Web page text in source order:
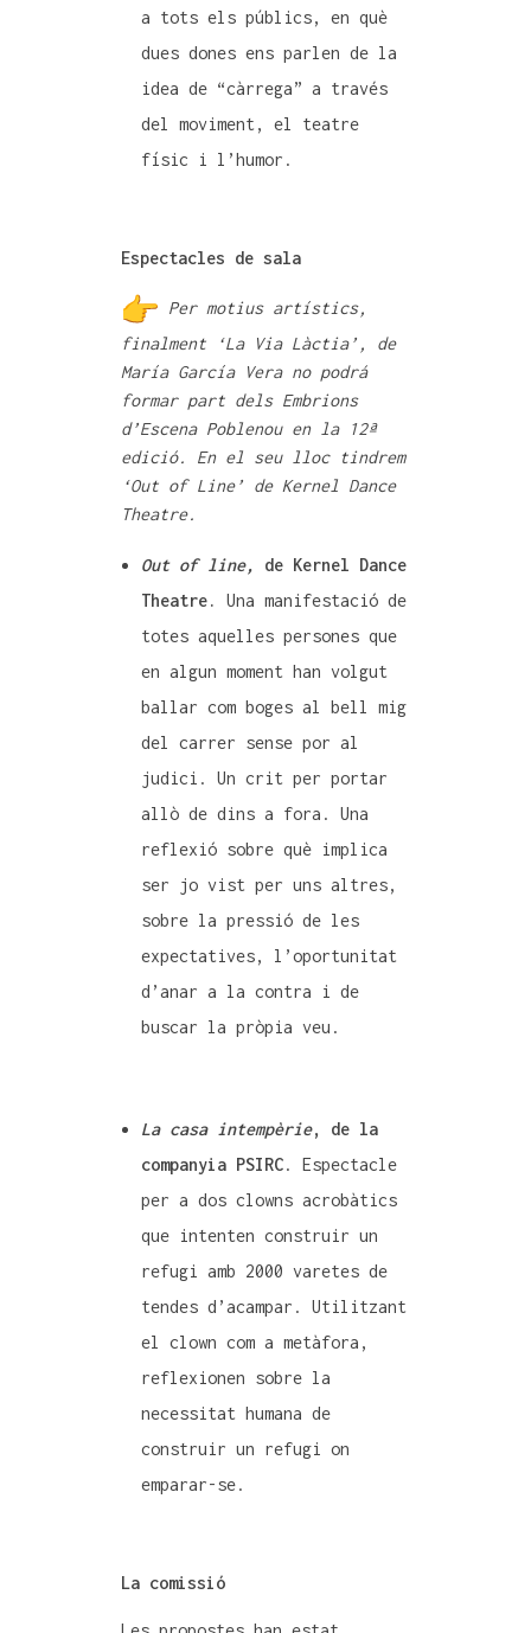
a tots els públics, en què
dues dones ens parlen de la
idea de “càrrega” a través
del moviment, el teatre
físic i l’humor.
Espectacles de sala
Per motius artístics,
finalment ‘La Via Làctia’, de
María García Vera no podrá
formar part dels Embrions
d’Escena Poblenou en la 12ª
edició. En el seu lloc tindrem
‘Out of Line’ de Kernel Dance
Theatre.
Out of line,
de Kernel Dance
Theatre.Una manifestació de
totes aquelles persones que
en algun moment han volgut
ballar com boges al bell mig
del carrer sense por al
judici. Un crit per portar
allò de dins a fora. Una
reflexió sobre què implica
ser jo vist per uns altres,
sobre la pressió de les
expectatives, l’oportunitat
d’anar a la contra i de
buscar la pròpia veu.
La casa intempèrie, de la
companyia PSIRC. Espectacle
per a dos clowns acrobàtics
que intenten construir un
refugi amb 2000 varetes de
tendes d’acampar. Utilitzant
el clown com a metàfora,
reflexionen sobre la
necessitat humana de
construir un refugi on
emparar-se.
La comissió